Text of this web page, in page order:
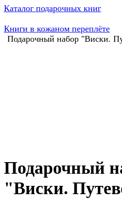
Каталог подарочных книг
Книги в кожаном переплёте
Подарочный набор "Виски.
Подарочный
"Виски.